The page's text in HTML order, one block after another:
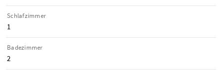
Schlafzimmer
1
Badezimmer
2